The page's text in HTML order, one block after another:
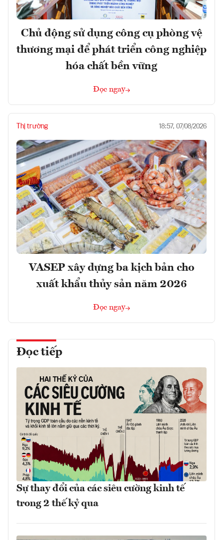
Chủ động sử dụng công cụ phòng vệ
thương mại để phát triển công nghiệp
hóa chất bền vững
Đọc ngay
Thị trường 18:57, 07/08/2026
VASEP xây dựng ba kịch bản cho
xuất khẩu thủy sản năm 2026
Đọc ngay
Đọc tiếp
Sự thay đổi của các siêu cường kinh tế
trong 2 thế kỷ qua